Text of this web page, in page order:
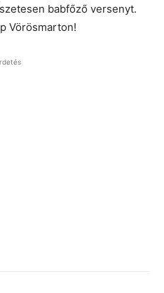
babfőző versenyt.
Vörösmarton!